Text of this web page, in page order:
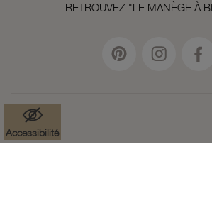
RETROUVEZ "LE MANÈGE À
Accessibilité